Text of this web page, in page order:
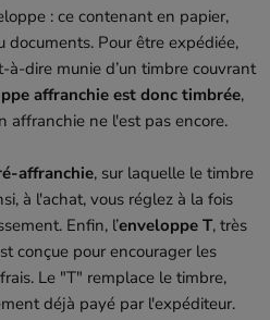
: ce contenant en papier,
documents. Pour être expédiée,
dire munie d’un timbre couvrant
affranchie est donc timbrée,
affranchie ne l'est pas encore.
affranchie, sur laquelle le timbre
à l'achat, vous réglez à la fois
Enfin, l’enveloppe T, très
conçue pour encourager les
Le "T" remplace le timbre,
déjà payé par l'expéditeur.